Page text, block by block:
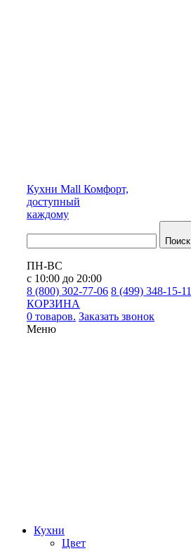
Кухни Mall Комфорт,
доступный
каждому
Поиск
ПН-ВС
с 10:00 до 20:00
8 (800) 302-77-06 8 (499) 348-15-11
КОРЗИНА
0 товаров. Заказать звонок
Меню
Кухни
Цвет